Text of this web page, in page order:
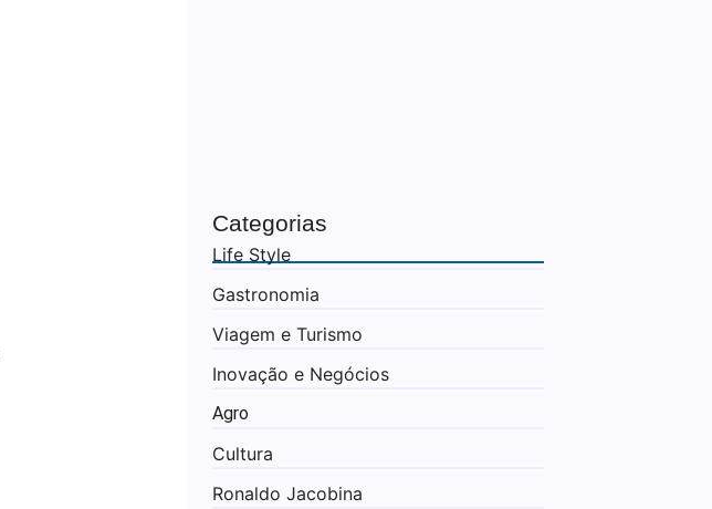
Categorias
Life Style
Gastronomia
Viagem e Turismo
Inovação e Negócios
Agro
Cultura
Ronaldo Jacobina